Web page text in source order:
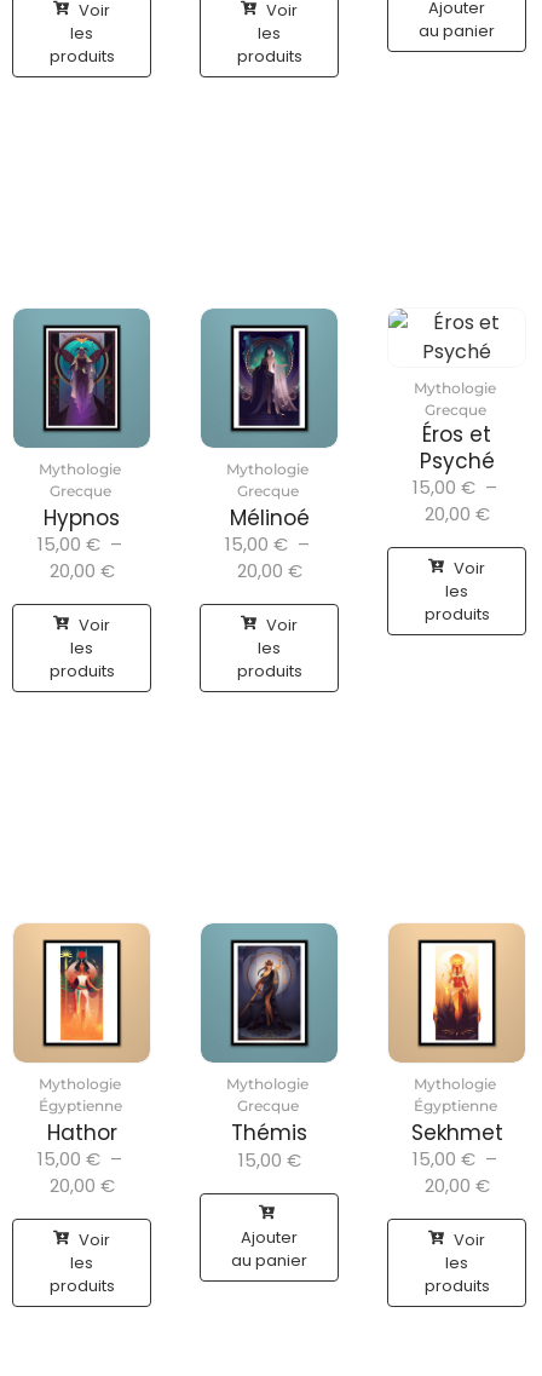
Voir
les
produits
Voir
les
produits
Ajouter
au panier
Mythologie
Grecque
Hypnos
15,00 € –
20,00 €
Voir
les
produits
Mythologie
Grecque
Mélinoé
15,00 € –
20,00 €
Voir
les
produits
Mythologie
Grecque
Éros et
Psyché
15,00 € –
20,00 €
Voir
les
produits
Mythologie
Égyptienne
Hathor
15,00 € –
20,00 €
Voir
les
produits
Mythologie
Grecque
Thémis
15,00 €
Ajouter
au panier
Mythologie
Égyptienne
Sekhmet
15,00 € –
20,00 €
Voir
les
produits